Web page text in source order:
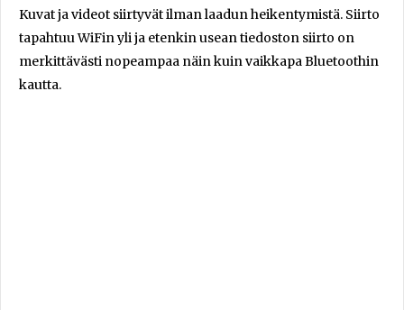
Kuvat ja videot siirtyvät ilman laadun heikentymistä. Siirto
tapahtuu WiFin yli ja etenkin usean tiedoston siirto on
merkittävästi nopeampaa näin kuin vaikkapa Bluetoothin
kautta.